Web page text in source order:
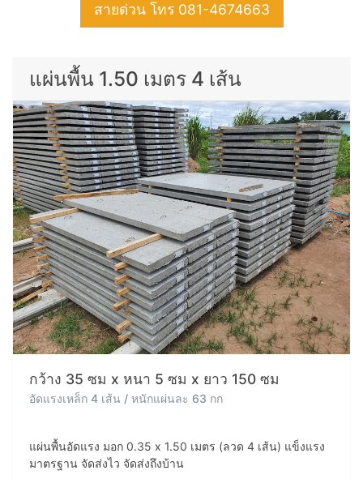
สายด่วน โทร 081-4674663
แผ่นพื้น 1.50 เมตร 4 เส้น
กว้าง 35 ซม x หนา 5 ซม x ยาว 150 ซม
อัดแรงเหล็ก 4 เส้น / หนักแผ่นละ 63 กก
แผ่นพื้นอัดแรง มอก 0.35 x 1.50 เมตร (ลวด 4 เส้น) แข็งแรง
มาตรฐาน จัดส่งไว จัดส่งถึงบ้าน